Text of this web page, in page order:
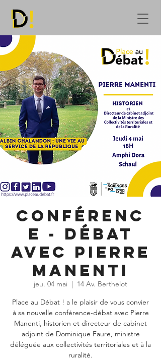
Conférenc
e - Débat
avec Pierre
Manenti
jeu. 04 mai
  |
14 Av. Berthelot
Place au Débat ! a le plaisir de vous convier
à sa nouvelle conférence-débat avec Pierre
Manenti, historien et directeur de cabinet
adjoint de Dominique Faure, ministre
déléguée aux collectivités territoriales et à la
ruralité.